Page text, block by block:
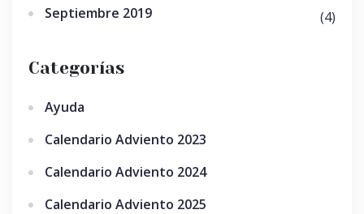
Septiembre 2019
(4)
Categorías
Ayuda
Calendario Adviento 2023
Calendario Adviento 2024
Calendario Adviento 2025